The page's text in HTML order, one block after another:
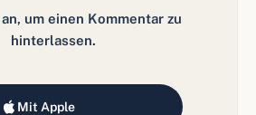
um einen Kommentar zu
hinterlassen.
Mit Apple